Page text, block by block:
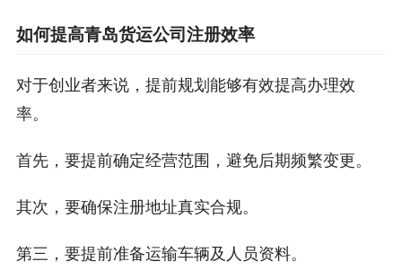
如何提高青岛货运公司注册效率
对于创业者来说，提前规划能够有效提高办理效
率。
首先，要提前确定经营范围，避免后期频繁变更。
其次，要确保注册地址真实合规。
第三，要提前准备运输车辆及人员资料。